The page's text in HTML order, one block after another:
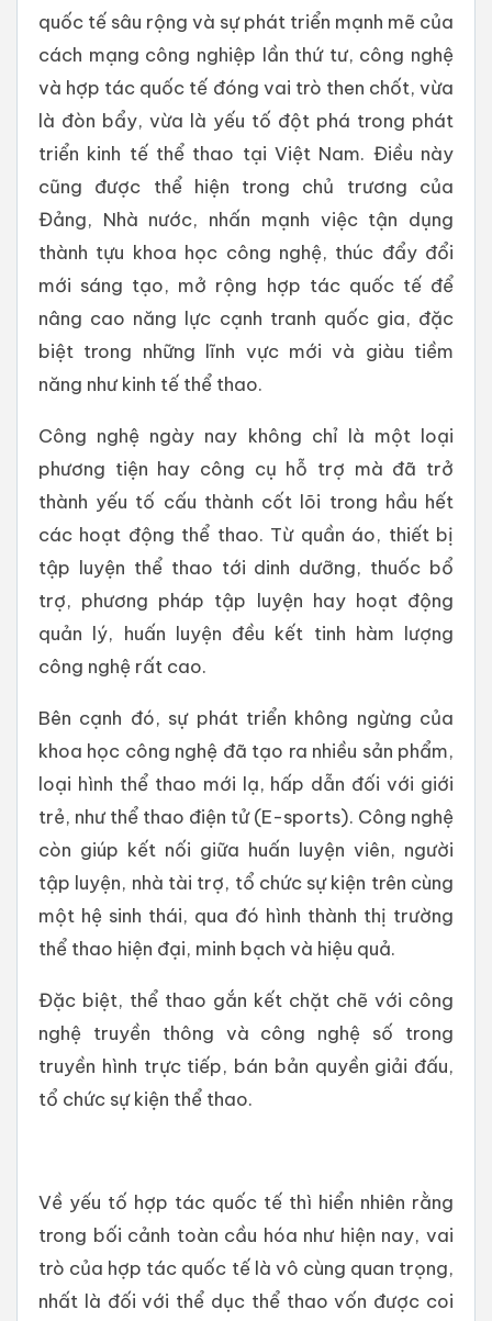
quốc tế sâu rộng và sự phát triển mạnh mẽ của
cách mạng công nghiệp lần thứ tư, công nghệ
và hợp tác quốc tế đóng vai trò then chốt, vừa
là đòn bẩy, vừa là yếu tố đột phá trong phát
triển kinh tế thể thao tại Việt Nam. Điều này
cũng được thể hiện trong chủ trương của
Đảng, Nhà nước, nhấn mạnh việc tận dụng
thành tựu khoa học công nghệ, thúc đẩy đổi
mới sáng tạo, mở rộng hợp tác quốc tế để
nâng cao năng lực cạnh tranh quốc gia, đặc
biệt trong những lĩnh vực mới và giàu tiềm
năng như kinh tế thể thao.
Công nghệ ngày nay không chỉ là một loại
phương tiện hay công cụ hỗ trợ mà đã trở
thành yếu tố cấu thành cốt lõi trong hầu hết
các hoạt động thể thao. Từ quần áo, thiết bị
tập luyện thể thao tới dinh dưỡng, thuốc bổ
trợ, phương pháp tập luyện hay hoạt động
quản lý, huấn luyện đều kết tinh hàm lượng
công nghệ rất cao.
Bên cạnh đó, sự phát triển không ngừng của
khoa học công nghệ đã tạo ra nhiều sản phẩm,
loại hình thể thao mới lạ, hấp dẫn đối với giới
trẻ, như thể thao điện tử (E-sports). Công nghệ
còn giúp kết nối giữa huấn luyện viên, người
tập luyện, nhà tài trợ, tổ chức sự kiện trên cùng
một hệ sinh thái, qua đó hình thành thị trường
thể thao hiện đại, minh bạch và hiệu quả.
Đặc biệt, thể thao gắn kết chặt chẽ với công
nghệ truyền thông và công nghệ số trong
truyền hình trực tiếp, bán bản quyền giải đấu,
tổ chức sự kiện thể thao.
Về yếu tố hợp tác quốc tế thì hiển nhiên rằng
trong bối cảnh toàn cầu hóa như hiện nay, vai
trò của hợp tác quốc tế là vô cùng quan trọng,
nhất là đối với thể dục thể thao vốn được coi